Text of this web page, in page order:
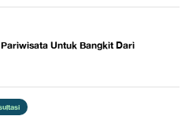
Untuk Bangkit Dari